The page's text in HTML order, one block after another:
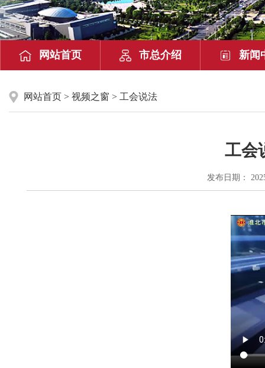
网站首页 市总介绍 新闻
网站首页 > 视频之窗 > 工会说法
工会
发布日期：